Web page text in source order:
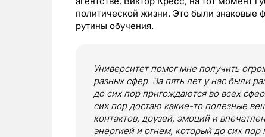
политической жизни. Это были знаковые
рутины обучения.
Университет помог мне получить
разных сфер. За пять лет у нас были
до сих пор пригождаются во всех
сих пор достаю какие-то полезные
контактов, друзей, эмоций и
энергией и огнем, который до сих пор